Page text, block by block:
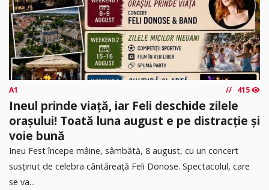
A1 415
Ineul prinde viață, iar Feli deschide zilele
orașului! Toată luna august e pe distracție și
voie bună
Ineu Fest începe mâine, sâmbătă, 8 august, cu un concert
susținut de celebra cântăreață Feli Donose. Spectacolul, care
se va...